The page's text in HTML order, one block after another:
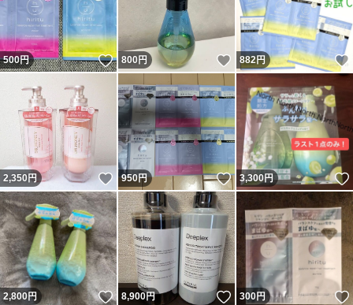
500円 いいね！
800円 いいね！
882円
2,350円 いいね！
950円 いいね！
3,300円
2,800円 いいね！
8,900円 いいね！
300円